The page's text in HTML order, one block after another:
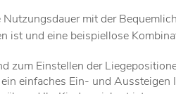
mit der
ist und eine beispiellose
zum Einstellen der
einfaches Ein- und Aussteigen